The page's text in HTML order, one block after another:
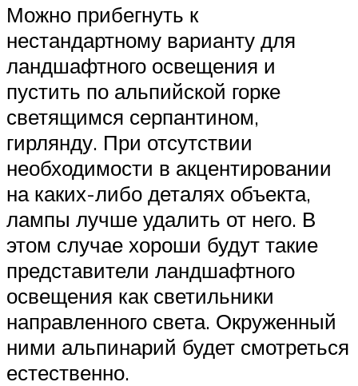
Можно прибегнуть к
нестандартному варианту для
ландшафтного освещения и
пустить по альпийской горке
светящимся серпантином,
гирлянду. При отсутствии
необходимости в акцентировании
на каких-либо деталях объекта,
лампы лучше удалить от него. В
этом случае хороши будут такие
представители ландшафтного
освещения как светильники
направленного света. Окруженный
ними альпинарий будет смотреться
естественно.